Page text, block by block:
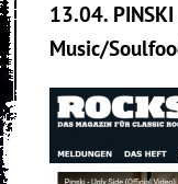
13.04.
Music/